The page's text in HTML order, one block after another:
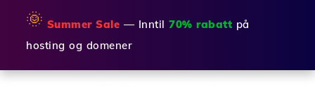
🌞 Summer Sale — Inntil 70% rabatt på
hosting og domener